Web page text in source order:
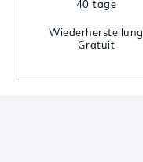
40 tage
Wiederherstellung
Gratuit